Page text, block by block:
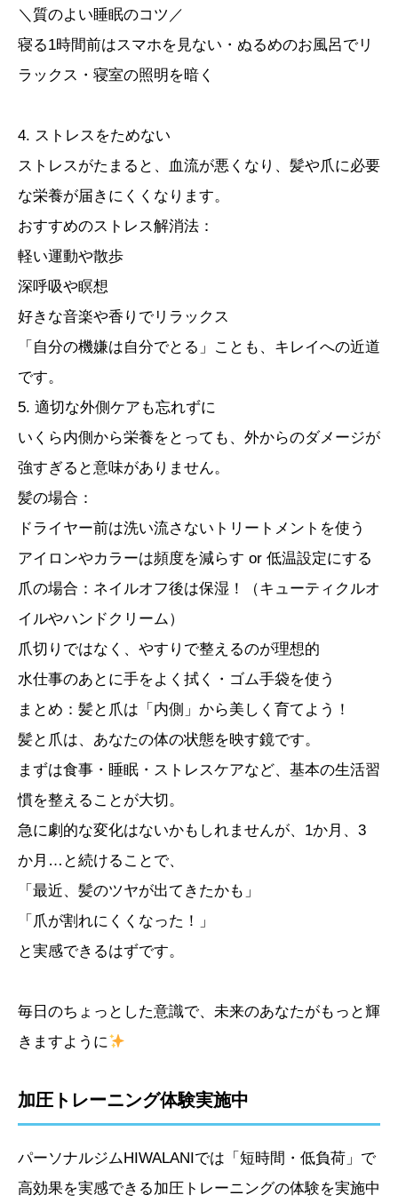
＼質のよい睡眠のコツ／
寝る1時間前はスマホを見ない・ぬるめのお風呂でリ
ラックス・寝室の照明を暗く
4. ストレスをためない
ストレスがたまると、血流が悪くなり、髪や爪に必要
な栄養が届きにくくなります。
おすすめのストレス解消法：
軽い運動や散歩
深呼吸や瞑想
好きな音楽や香りでリラックス
「自分の機嫌は自分でとる」ことも、キレイへの近道
です。
5. 適切な外側ケアも忘れずに
いくら内側から栄養をとっても、外からのダメージが
強すぎると意味がありません。
髪の場合：
ドライヤー前は洗い流さないトリートメントを使う
アイロンやカラーは頻度を減らす or 低温設定にする
爪の場合：ネイルオフ後は保湿！（キューティクルオ
イルやハンドクリーム）
爪切りではなく、やすりで整えるのが理想的
水仕事のあとに手をよく拭く・ゴム手袋を使う
まとめ：髪と爪は「内側」から美しく育てよう！
髪と爪は、あなたの体の状態を映す鏡です。
まずは食事・睡眠・ストレスケアなど、基本の生活習
慣を整えることが大切。
急に劇的な変化はないかもしれませんが、1か月、3
か月…と続けることで、
「最近、髪のツヤが出てきたかも」
「爪が割れにくくなった！」
と実感できるはずです。
毎日のちょっとした意識で、未来のあなたがもっと輝
きますように
加圧トレーニング体験実施中
パーソナルジムHIWALANIでは「短時間・低負荷」で
高効果を実感できる加圧トレーニングの体験を実施中